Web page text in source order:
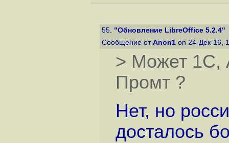
55. "Обновление LibreOffice 5.2.4"
Сообщение от Anon1 on 24-Дек-16,
> Может 1С,
Промт ?
Нет, но
досталось